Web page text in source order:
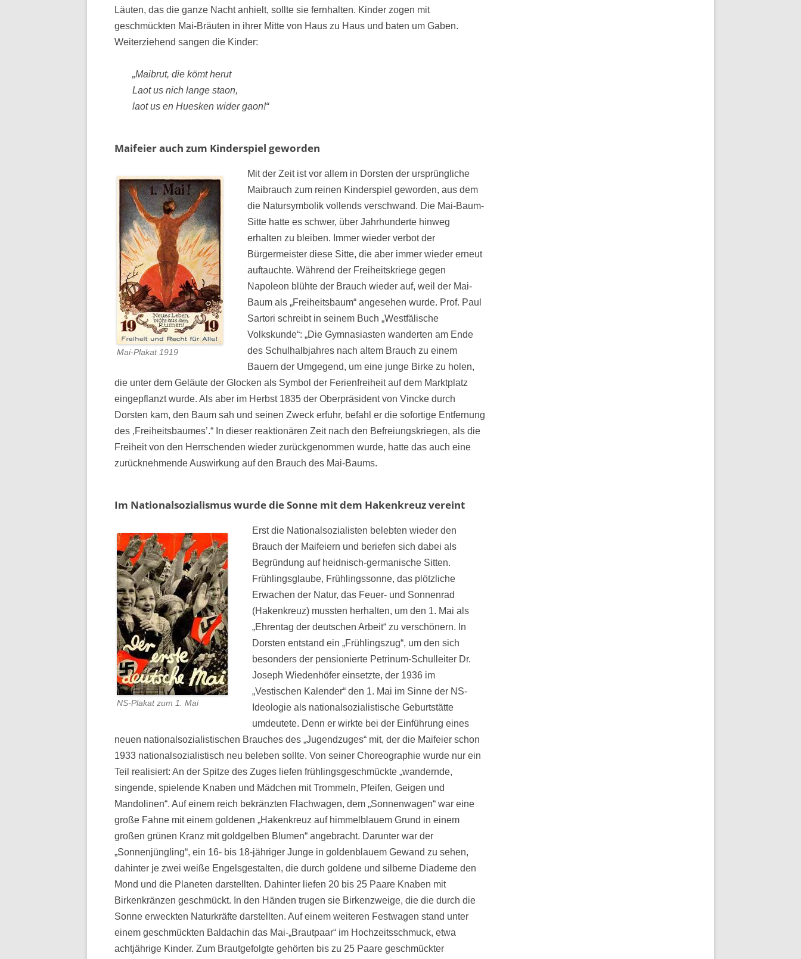
Läuten, das die ganze Nacht anhielt, sollte sie fernhalten. Kinder zogen mit
geschmückten Mai-Bräuten in ihrer Mitte von Haus zu Haus und baten um Gaben.
Weiterziehend sangen die Kinder:
„Maibrut, die kömt herut
Laot us nich lange staon,
laot us en Huesken wider gaon!“
Maifeier auch zum Kinderspiel geworden
Mai-Plakat 1919
Mit der Zeit ist vor allem in Dorsten der ursprüngliche
Maibrauch zum reinen Kinderspiel geworden, aus dem
die Natursymbolik vollends verschwand. Die Mai-Baum-
Sitte hatte es schwer, über Jahrhunderte hinweg
erhalten zu bleiben. Immer wieder verbot der
Bürgermeister diese Sitte, die aber immer wieder erneut
auftauchte. Während der Freiheitskriege gegen
Napoleon blühte der Brauch wieder auf, weil der Mai-
Baum als „Freiheitsbaum“ angesehen wurde. Prof. Paul
Sartori schreibt in seinem Buch „Westfälische
Volkskunde“: „Die Gymnasiasten wanderten am Ende
des Schulhalbjahres nach altem Brauch zu einem
Bauern der Umgegend, um eine junge Birke zu holen,
die unter dem Geläute der Glocken als Symbol der Ferienfreiheit auf dem Marktplatz
eingepflanzt wurde. Als aber im Herbst 1835 der Oberpräsident von Vincke durch
Dorsten kam, den Baum sah und seinen Zweck erfuhr, befahl er die sofortige Entfernung
des ,Freiheitsbaumes’.“ In dieser reaktionären Zeit nach den Befreiungskriegen, als die
Freiheit von den Herrschenden wieder zurückgenommen wurde, hatte das auch eine
zurücknehmende Auswirkung auf den Brauch des Mai-Baums.
Im Nationalsozialismus wurde die Sonne mit dem Hakenkreuz vereint
NS-Plakat zum 1. Mai
Erst die Nationalsozialisten belebten wieder den
Brauch der Maifeiern und beriefen sich dabei als
Begründung auf heidnisch-germanische Sitten.
Frühlingsglaube, Frühlingssonne, das plötzliche
Erwachen der Natur, das Feuer- und Sonnenrad
(Hakenkreuz) mussten herhalten, um den 1. Mai als
„Ehrentag der deutschen Arbeit“ zu verschönern. In
Dorsten entstand ein „Frühlingszug“, um den sich
besonders der pensionierte Petrinum-Schulleiter Dr.
Joseph Wiedenhöfer einsetzte, der 1936 im
„Vestischen Kalender“ den 1. Mai im Sinne der NS-
Ideologie als nationalsozialistische Geburtstätte
umdeutete. Denn er wirkte bei der Einführung eines
neuen nationalsozialistischen Brauches des „Jugendzuges“ mit, der die Maifeier schon
1933 nationalsozialistisch neu beleben sollte. Von seiner Choreographie wurde nur ein
Teil realisiert: An der Spitze des Zuges liefen frühlingsgeschmückte „wandernde,
singende, spielende Knaben und Mädchen mit Trommeln, Pfeifen, Geigen und
Mandolinen“. Auf einem reich bekränzten Flachwagen, dem „Sonnenwagen“ war eine
große Fahne mit einem goldenen „Hakenkreuz auf himmelblauem Grund in einem
großen grünen Kranz mit goldgelben Blumen“ angebracht. Darunter war der
„Sonnenjüngling“, ein 16- bis 18-jähriger Junge in goldenblauem Gewand zu sehen,
dahinter je zwei weiße Engelsgestalten, die durch goldene und silberne Diademe den
Mond und die Planeten darstellten. Dahinter liefen 20 bis 25 Paare Knaben mit
Birkenkränzen geschmückt. In den Händen trugen sie Birkenzweige, die die durch die
Sonne erweckten Naturkräfte darstellten. Auf einem weiteren Festwagen stand unter
einem geschmückten Baldachin das Mai-„Brautpaar“ im Hochzeitsschmuck, etwa
achtjährige Kinder. Zum Brautgefolgte gehörten bis zu 25 Paare geschmückter